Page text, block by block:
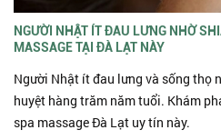
NGƯỜI NHẬT ÍT ĐAU LƯNG NHỜ
MASSAGE TẠI ĐÀ LẠT NÀY
Người Nhật ít đau lưng và sống thọ
huyệt hàng trăm năm tuổi. Khám
spa massage Đà Lạt uy tín này.